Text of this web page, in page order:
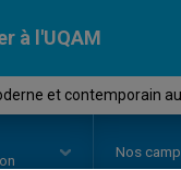
à l'UQAM
et contemporain
Nos